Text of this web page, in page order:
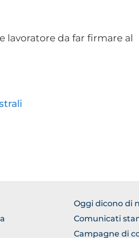
lavoratore da far firmare al
BROWSE
THE
SECTION
Oggi dicono di
Comunicati
Campagne di